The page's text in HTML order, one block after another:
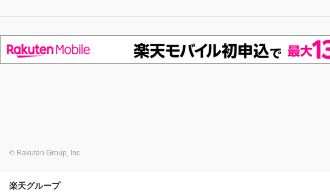
© Rakuten Group, Inc.
楽天グループ